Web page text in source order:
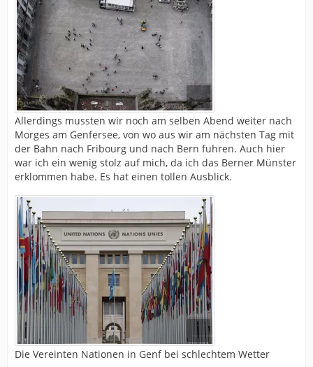
Allerdings mussten wir noch am selben Abend weiter nach
Morges am Genfersee, von wo aus wir am nächsten Tag mit
der Bahn nach Fribourg und nach Bern fuhren. Auch hier
war ich ein wenig stolz auf mich, da ich das Berner Münster
erklommen habe. Es hat einen tollen Ausblick.
Die Vereinten Nationen in Genf bei schlechtem Wetter